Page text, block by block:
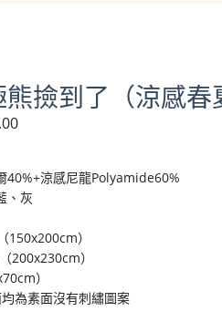
撿到了（涼感春
40%+涼感尼龍Polyamide60%
、灰
150x200cm）
200x230cm）
）
為素面沒有刺繡圖案